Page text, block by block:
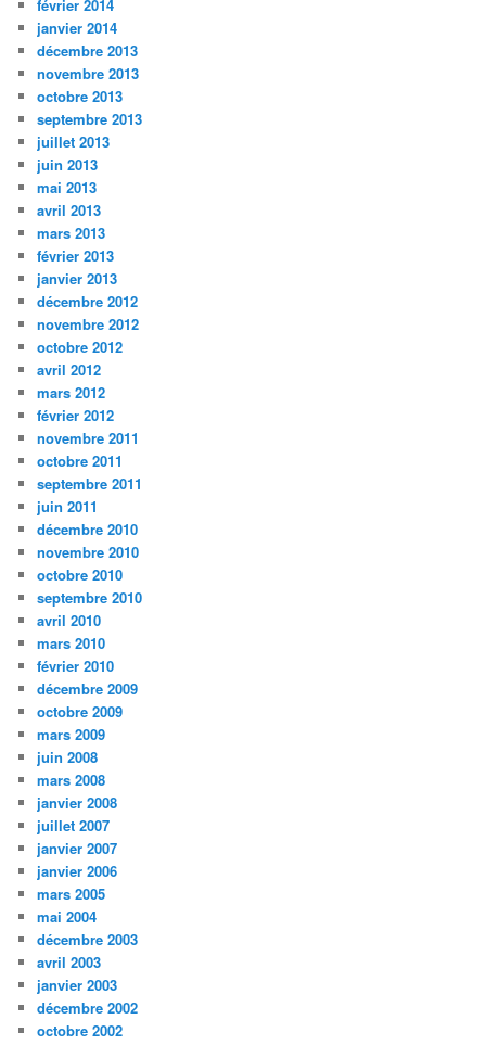
février 2014
janvier 2014
décembre 2013
novembre 2013
octobre 2013
septembre 2013
juillet 2013
juin 2013
mai 2013
avril 2013
mars 2013
février 2013
janvier 2013
décembre 2012
novembre 2012
octobre 2012
avril 2012
mars 2012
février 2012
novembre 2011
octobre 2011
septembre 2011
juin 2011
décembre 2010
novembre 2010
octobre 2010
septembre 2010
avril 2010
mars 2010
février 2010
décembre 2009
octobre 2009
mars 2009
juin 2008
mars 2008
janvier 2008
juillet 2007
janvier 2007
janvier 2006
mars 2005
mai 2004
décembre 2003
avril 2003
janvier 2003
décembre 2002
octobre 2002